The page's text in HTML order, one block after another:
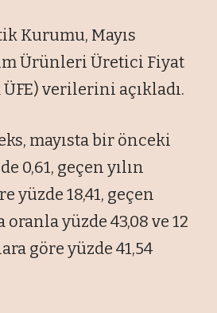
Kurumu, Mayıs
Ürünleri Üretici Fiyat
ÜFE) verilerini açıkladı.
mayısta bir önceki
0,61, geçen yılın
yüzde 18,41, geçen
oranla yüzde 43,08 ve 12
göre yüzde 41,54